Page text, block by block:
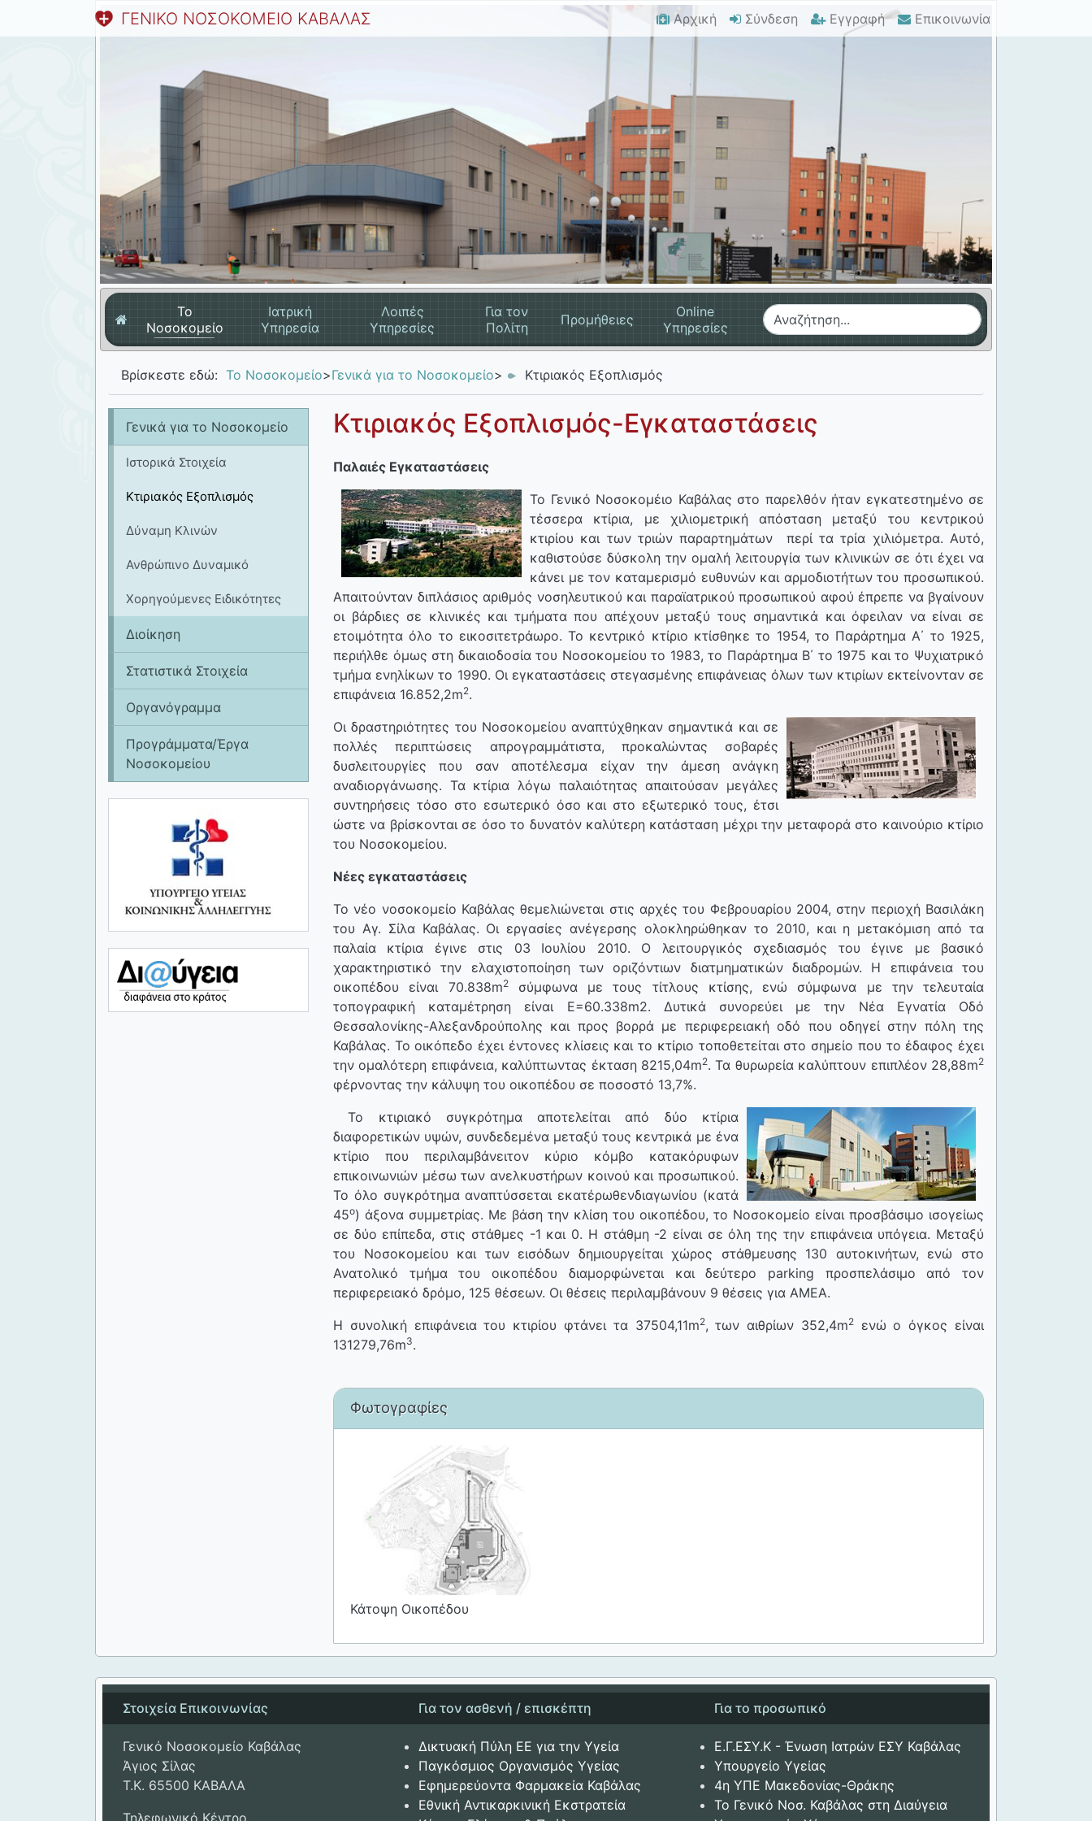
ΓΕΝΙΚΟ ΝΟΣΟΚΟΜΕΙΟ ΚΑΒΑΛΑΣ Αρχική Σύνδεση Εγγραφή Επικοινωνία
Το
Νοσοκομείο
Ιατρική
Υπηρεσία
Λοιπές
Υπηρεσίες
Για τον
Πολίτη
Προμήθειες
Online
Υπηρεσίες
Βρίσκεστε εδώ: Το Νοσοκομείο>Γενικά για το Νοσοκομείο> Κτιριακός Εξοπλισμός
Γενικά για το Νοσοκομείο
Ιστορικά Στοιχεία
Κτιριακός Εξοπλισμός
Δύναμη Κλινών
Ανθρώπινο Δυναμικό
Χορηγούμενες Ειδικότητες
Διοίκηση
Στατιστικά Στοιχεία
Οργανόγραμμα
Προγράμματα/Έργα
Νοσοκομείου
Κτιριακός Εξοπλισμός-Εγκαταστάσεις
Παλαιές Εγκαταστάσεις
To Γενικό Νοσοκομέιο Καβάλας στο παρελθόν ήταν εγκατεστημένο σε
τέσσερα κτίρια, με χιλιομετρική απόσταση μεταξύ του κεντρικού
κτιρίου και των τριών παραρτημάτων περί τα τρία χιλιόμετρα. Αυτό,
καθιστούσε δύσκολη την ομαλή λειτουργία των κλινικών σε ότι έχει να
κάνει με τον καταμερισμό ευθυνών και αρμοδιοτήτων του προσωπικού.
Απαιτούνταν διπλάσιος αριθμός νοσηλευτικού και παραϊατρικού προσωπικού αφού έπρεπε να βγαίνουν
οι βάρδιες σε κλινικές και τμήματα που απέχουν μεταξύ τους σημαντικά και όφειλαν να είναι σε
ετοιμότητα όλο το εικοσιτετράωρο. Το κεντρικό κτίριο κτίσθηκε το 1954, το Παράρτημα Α΄ το 1925,
περιήλθε όμως στη δικαιοδοσία του Νοσοκομείου το 1983, το Παράρτημα Β΄ το 1975 και το Ψυχιατρικό
τμήμα ενηλίκων το 1990. Οι εγκαταστάσεις στεγασμένης επιφάνειας όλων των κτιρίων εκτείνονταν σε
επιφάνεια 16.852,2m2.
Οι δραστηριότητες του Νοσοκομείου αναπτύχθηκαν σημαντικά και σε
πολλές περιπτώσεις απρογραμμάτιστα, προκαλώντας σοβαρές
δυσλειτουργίες που σαν αποτέλεσμα είχαν την άμεση ανάγκη
αναδιοργάνωσης. Τα κτίρια λόγω παλαιότητας απαιτούσαν μεγάλες
συντηρήσεις τόσο στο εσωτερικό όσο και στο εξωτερικό τους, έτσι
ώστε να βρίσκονται σε όσο το δυνατόν καλύτερη κατάσταση μέχρι την μεταφορά στο καινούριο κτίριο
του Νοσοκομείου.
Νέες εγκαταστάσεις
Το νέο νοσοκομείο Καβάλας θεμελιώνεται στις αρχές του Φεβρουαρίου 2004, στην περιοχή Βασιλάκη
του Αγ. Σίλα Καβάλας. Οι εργασίες ανέγερσης ολοκληρώθηκαν το 2010, και η μετακόμιση από τα
παλαία κτίρια έγινε στις 03 Ιουλίου 2010. Ο λειτουργικός σχεδιασμός του έγινε με βασικό
χαρακτηριστικό την ελαχιστοποίηση των οριζόντιων διατμηματικών διαδρομών. Η επιφάνεια του
οικοπέδου είναι 70.838m2σύμφωνα με τους τίτλους κτίσης, ενώ σύμφωνα με την τελευταία
τοπογραφική καταμέτρηση είναι Ε=60.338m2. Δυτικά συνορεύει με την Νέα Εγνατία Οδό
Θεσσαλονίκης-Αλεξανδρούπολης και προς βορρά με περιφερειακή οδό που οδηγεί στην πόλη της
Καβάλας. Το οικόπεδο έχει έντονες κλίσεις και το κτίριο τοποθετείται στο σημείο που το έδαφος έχει
την ομαλότερη επιφάνεια, καλύπτωντας έκταση 8215,04m2. Τα θυρωρεία καλύπτουν επιπλέον 28,88m2
φέρνοντας την κάλυψη του οικοπέδου σε ποσοστό 13,7%.
Το κτιριακό συγκρότημα αποτελείται από δύο κτίρια
διαφορετικών υψών, συνδεδεμένα μεταξύ τους κεντρικά με ένα
κτίριο που περιλαμβάνειτον κύριο κόμβο κατακόρυφων
επικοινωνιών μέσω των ανελκυστήρων κοινού και προσωπικού.
Το όλο συγκρότημα αναπτύσσεται εκατέρωθενδιαγωνίου (κατά
45ο) άξονα συμμετρίας. Με βάση την κλίση του οικοπέδου, το Νοσοκομείο είναι προσβάσιμο ισογείως
σε δύο επίπεδα, στις στάθμες -1 και 0. Η στάθμη -2 είναι σε όλη της την επιφάνεια υπόγεια. Μεταξύ
του Νοσοκομείου και των εισόδων δημιουργείται χώρος στάθμευσης 130 αυτοκινήτων, ενώ στο
Ανατολικό τμήμα του οικοπέδου διαμορφώνεται και δεύτερο parking προσπελάσιμο από τον
περιφερειακό δρόμο, 125 θέσεων. Οι θέσεις περιλαμβάνουν 9 θέσεις για ΑΜΕΑ.
Η συνολική επιφάνεια του κτιρίου φτάνει τα 37504,11m2, των αιθρίων 352,4m2ενώ ο όγκος είναι
131279,76m3.
Φωτογραφίες
Κάτοψη Οικοπέδου
Στοιχεία Επικοινωνίας
Γενικό Νοσοκομείο Καβάλας
Άγιος Σίλας
Τ.Κ. 65500 ΚΑΒΑΛΑ
Για τον ασθενή / επισκέπτη
Δικτυακή Πύλη ΕΕ για την Υγεία
Παγκόσμιος Οργανισμός Υγείας
Εφημερεύοντα Φαρμακεία Καβάλας
Εθνική Αντικαρκινική Εκστρατεία
Για το προσωπικό
Ε.Γ.ΕΣΥ.Κ - Ένωση Ιατρών ΕΣΥ Καβάλας
Υπουργείο Υγείας
4η ΥΠΕ Μακεδονίας-Θράκης
Το Γενικό Νοσ. Καβάλας στη Διαύγεια